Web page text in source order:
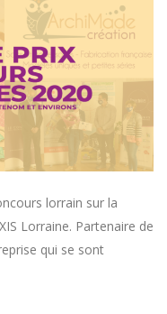
lorrain sur la
Lorraine. Partenaire de
qui se sont